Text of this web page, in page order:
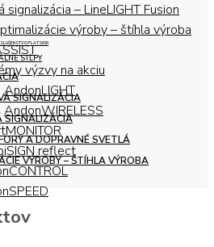
signalizácia – LineLIGHT Fusion
výroby – štíhla výroba
výzvy na akciu
AndonLIGHT
AndonWIRELESS
reflect
FLATSIGN
STĹPY
SIGNALIZÁCIA
SIGNALIZÁCIA
A DOPRAVNÉ SVETLÁ
VÝROBY – ŠTÍHLA VÝROBA